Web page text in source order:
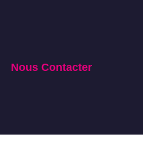
Nous Contacter